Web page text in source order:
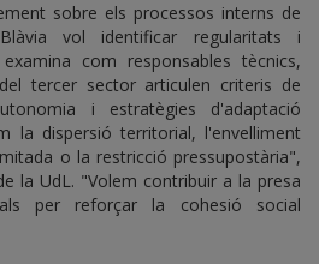
sobre els processos interns de
vol identificar regularitats i
com responsables tècnics,
tercer sector articulen criteris de
i estratègies d'adaptació
la dispersió territorial, l'envelliment
o la restricció pressupostària",
la UdL. "Volem contribuir a la presa
per reforçar la cohesió social